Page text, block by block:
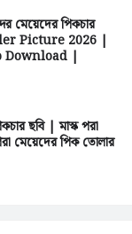
মেয়েদের পিকচার
Picture 2026 |
Download |
ছবি | মাস্ক পরা
মেয়েদের পিক তোলার